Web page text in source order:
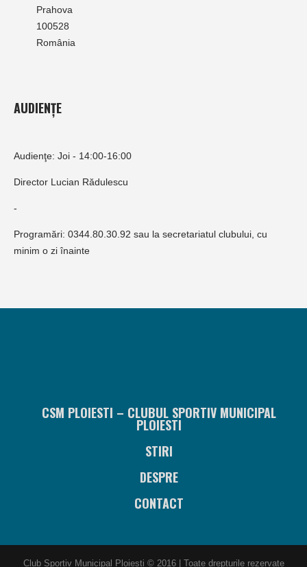
Prahova
100528
România
AUDIENȚE
Audienţe: Joi - 14:00-16:00
Director Lucian Rădulescu
-
Programări: 0344.80.30.92 sau la secretariatul clubului, cu
minim o zi înainte
CSM PLOIESTI – CLUBUL SPORTIV MUNICIPAL
PLOIESTI
STIRI
DESPRE
CONTACT
Club Sportiv Municipal Ploiesti © 2016 | Toate drepturile rezervate